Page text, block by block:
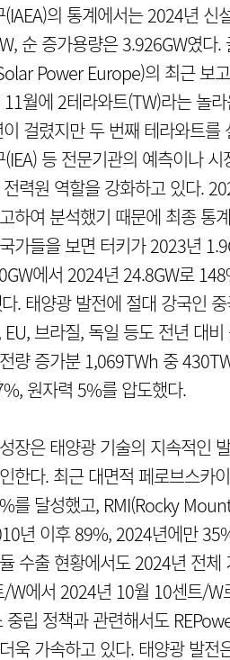
의 통계에서는 2024년
순 증가용량은 3.926GW였
Power Europe)의 최근 보
월에 2테라와트(TW)라는 놀
걸렸지만 두 번째 테라와트
등 전문기관의 예측이나
력원 역할을 강화하고 있다.
하여 분석했기 때문에 최종 통
가들을 보면 터키가 2023년
에서 2024년 24.8GW로
. 태양광 발전에 절대 강국인
브라질, 독일 등도 전년 대
량 증가분 1,069TWh 중
원자력 5%를 압도했다.
장은 태양광 기술의 지속적인
한다. 최근 대면적 페로브스카
를 달성했고, RMI(Rocky
년 이후 89%, 2024년에만
수출 현황에서도 2024년 전
W에서 2024년 10월 10센트/
중립 정책과 관련해서도
욱 가속하고 있다. 태양광 발